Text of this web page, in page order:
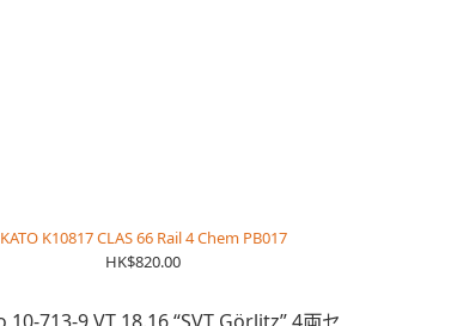
KATO K10817 CLAS 66 Rail 4 Chem PB017
HK$820.00